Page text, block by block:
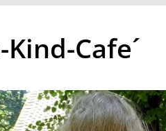
Cafe´